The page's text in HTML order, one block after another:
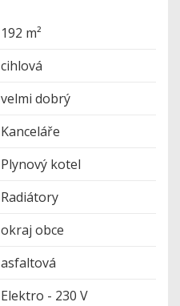
192 m²
cihlová
velmi dobrý
Kanceláře
Plynový kotel
Radiátory
okraj obce
asfaltová
Elektro - 230 V